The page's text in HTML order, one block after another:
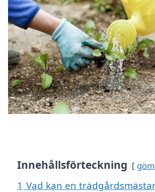
Innehållsförteckning
1 Vad kan en